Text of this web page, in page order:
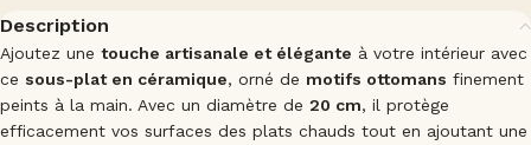
Description
Ajoutez une touche artisanale et élégante à votre intérieur avec
ce sous-plat en céramique, orné de motifs ottomans finement
peints à la main. Avec un diamètre de 20 cm, il protège
efficacement vos surfaces des plats chauds tout en ajoutant une